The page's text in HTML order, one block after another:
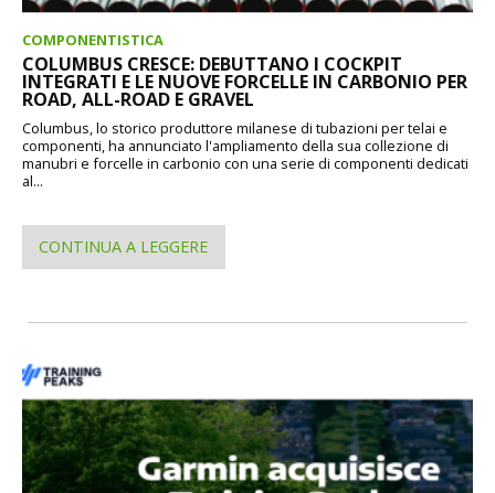
COMPONENTISTICA
COLUMBUS CRESCE: DEBUTTANO I COCKPIT
INTEGRATI E LE NUOVE FORCELLE IN CARBONIO PER
ROAD, ALL-ROAD E GRAVEL
Columbus, lo storico produttore milanese di tubazioni per telai e
componenti, ha annunciato l'ampliamento della sua collezione di
manubri e forcelle in carbonio con una serie di componenti dedicati
al...
CONTINUA A LEGGERE